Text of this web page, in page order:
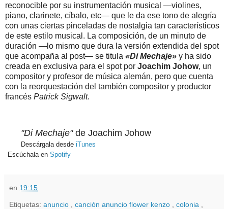
reconocible por su instrumentación musical —violines,
piano, clarinete, cíbalo, etc— que le da ese tono de alegría
con unas ciertas pinceladas de nostalgia tan característicos
de este estilo musical. La composición, de un minuto de
duración —lo mismo que dura la versión extendida del spot
que acompaña al post— se titula «Di Mechaje» y ha sido
creada en exclusiva para el spot por Joachim Johow, un
compositor y profesor de música alemán, pero que cuenta
con la reorquestación del también compositor y productor
francés Patrick Sigwalt.
"Di Mechaje"de Joachim Johow
Descárgala desde iTunes
Escúchala en Spotify
en 19:15
Etiquetas: anuncio canción anuncio flower kenzo colonia